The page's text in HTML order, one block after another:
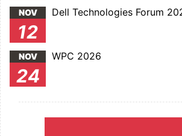
NOV
12
Dell Technologies Forum
NOV
24
WPC 2026